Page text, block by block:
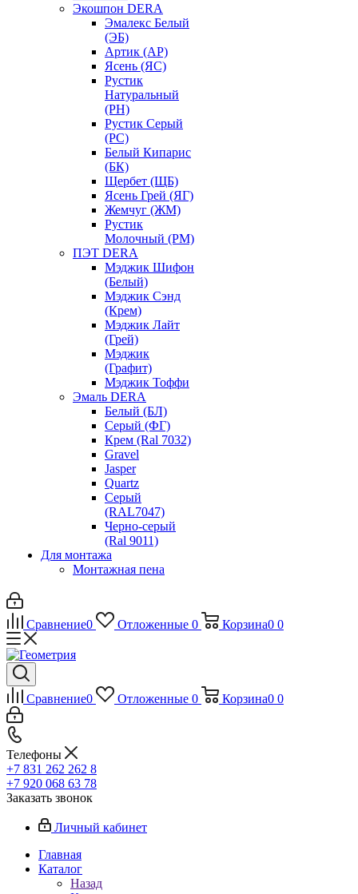
Экошпон DERA
Эмалекс Белый
(ЭБ)
Артик (АР)
Ясень (ЯС)
Рустик
Натуральный
(РН)
Рустик Серый
(РС)
Белый Кипарис
(БК)
Щербет (ЩБ)
Ясень Грей (ЯГ)
Жемчуг (ЖМ)
Рустик
Молочный (РМ)
ПЭТ DERA
Мэджик Шифон
(Белый)
Мэджик Сэнд
(Крем)
Мэджик Лайт
(Грей)
Мэджик
(Графит)
Мэджик Тоффи
Эмаль DERA
Белый (БЛ)
Серый (ФГ)
Крем (Ral 7032)
Gravel
Jasper
Quartz
Серый
(RAL7047)
Черно-серый
(Ral 9011)
Для монтажа
Монтажная пена
Сравнение0 Отложенные 0 Корзина0 0
Сравнение0 Отложенные 0 Корзина0 0
Телефоны
+7 831 262 262 8
+7 920 068 63 78
Заказать звонок
Личный кабинет
Главная
Каталог
Назад